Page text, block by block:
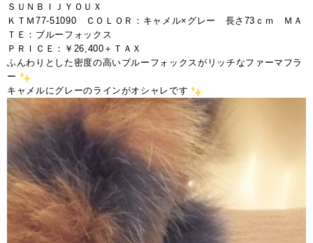
ＳＵＮＢＩＪＹＯＵＸ
ＫＴＭ77-51090 ＣＯＬＯＲ：キャメル×グレー 長さ73ｃｍ ＭＡ
ＴＥ：ブルーフォックス
ＰＲＩＣＥ：￥26,400＋ＴＡＸ
ふんわりとした密度の高いブルーフォックスがリッチなファーマフラ
ー
キャメルにグレーのラインがオシャレです